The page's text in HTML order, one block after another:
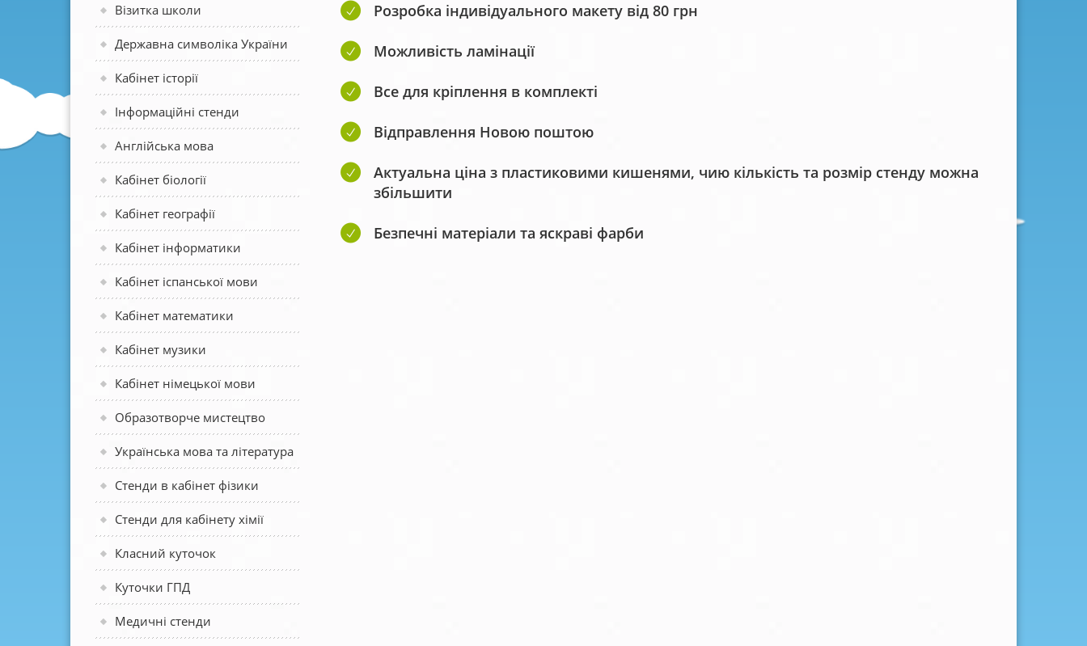
Візитка школи
Державна символіка України
Кабінет історії
Інформаційні стенди
Англійська мова
Кабінет біології
Кабінет географії
Кабінет інформатики
Кабінет іспанської мови
Кабінет математики
Кабінет музики
Кабінет німецької мови
Образотворче мистецтво
Українська мова та література
Стенди в кабінет фізики
Стенди для кабінету хімії
Класний куточок
Куточки ГПД
Медичні стенди
Розробка індивідуального макету від 80 грн
Можливість ламінації
Все для кріплення в комплекті
Відправлення Новою поштою
Актуальна ціна з пластиковими кишенями, чию кількість та розмір стенду можна
збільшити
Безпечні матеріали та яскраві фарби